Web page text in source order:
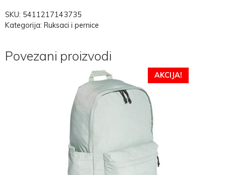
SKU: 5411217143735
Kategorija: Ruksaci i pernice
Povezani proizvodi
AKCIJA!